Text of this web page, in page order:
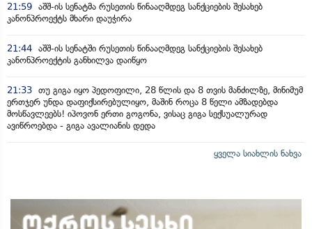
21:59 აშშ-ის სენატმა რუსეთის წინააღმდეგ სანქციების შესახებ
კანონპროექტს მხარი დაუჭირა
21:44 აშშ-ის სენატში რუსეთის წინააღმდეგ სანქციების შესახებ
კანონპროექტის განხილვა დაიწყო
21:33 თუ გიგა იყო პედოფილი, 28 წლის და 8 თვის მანძილზე, მინიმუმ
ერთჯერ უნდა დაფიქსირებულიყო, მაშინ როცა 8 წელი ამზადებდა
მოსწავლეებს! იპოვონ ერთი გოგონა, ვისაც გიგა სექსუალურად
ავიწროებდა - გიგა ავალიანის დედა
ყველა სიახლის ნახვა